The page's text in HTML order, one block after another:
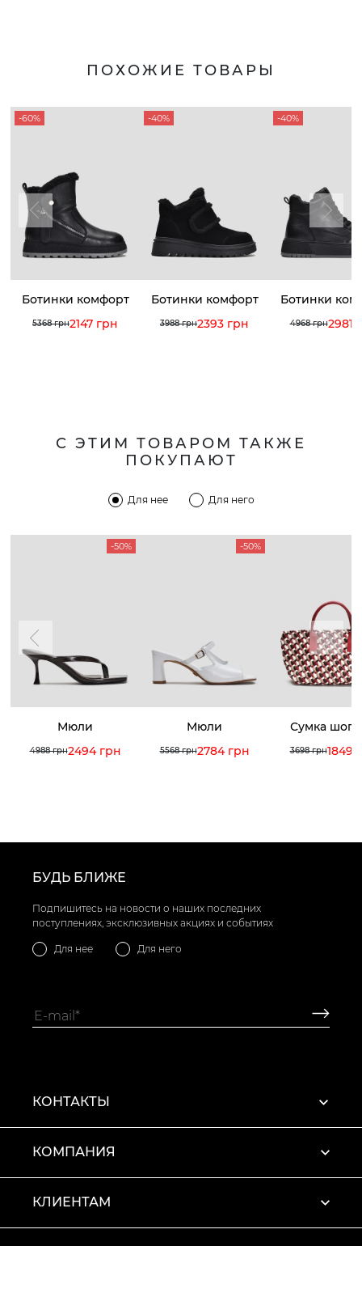
ПОХОЖИЕ ТОВАРЫ
-60%
Ботинки комфорт
5368 грн2147 грн
-40%
Ботинки комфорт
3988 грн2393 грн
-40%
Ботинки
4968 грн2981
С ЭТИМ ТОВАРОМ ТАКЖЕ
ПОКУПАЮТ
Для нее Для него
-50%
Мюли
4988 грн2494 грн
-50%
Мюли
5568 грн2784 грн
Сумка
3698 грн1849
БУДЬ БЛИЖЕ
Подпишитесь на новости о наших последних
поступлениях, эксклюзивных акциях и событиях
Для нее Для него
КОНТАКТЫ
КОМПАНИЯ
КЛИЕНТАМ